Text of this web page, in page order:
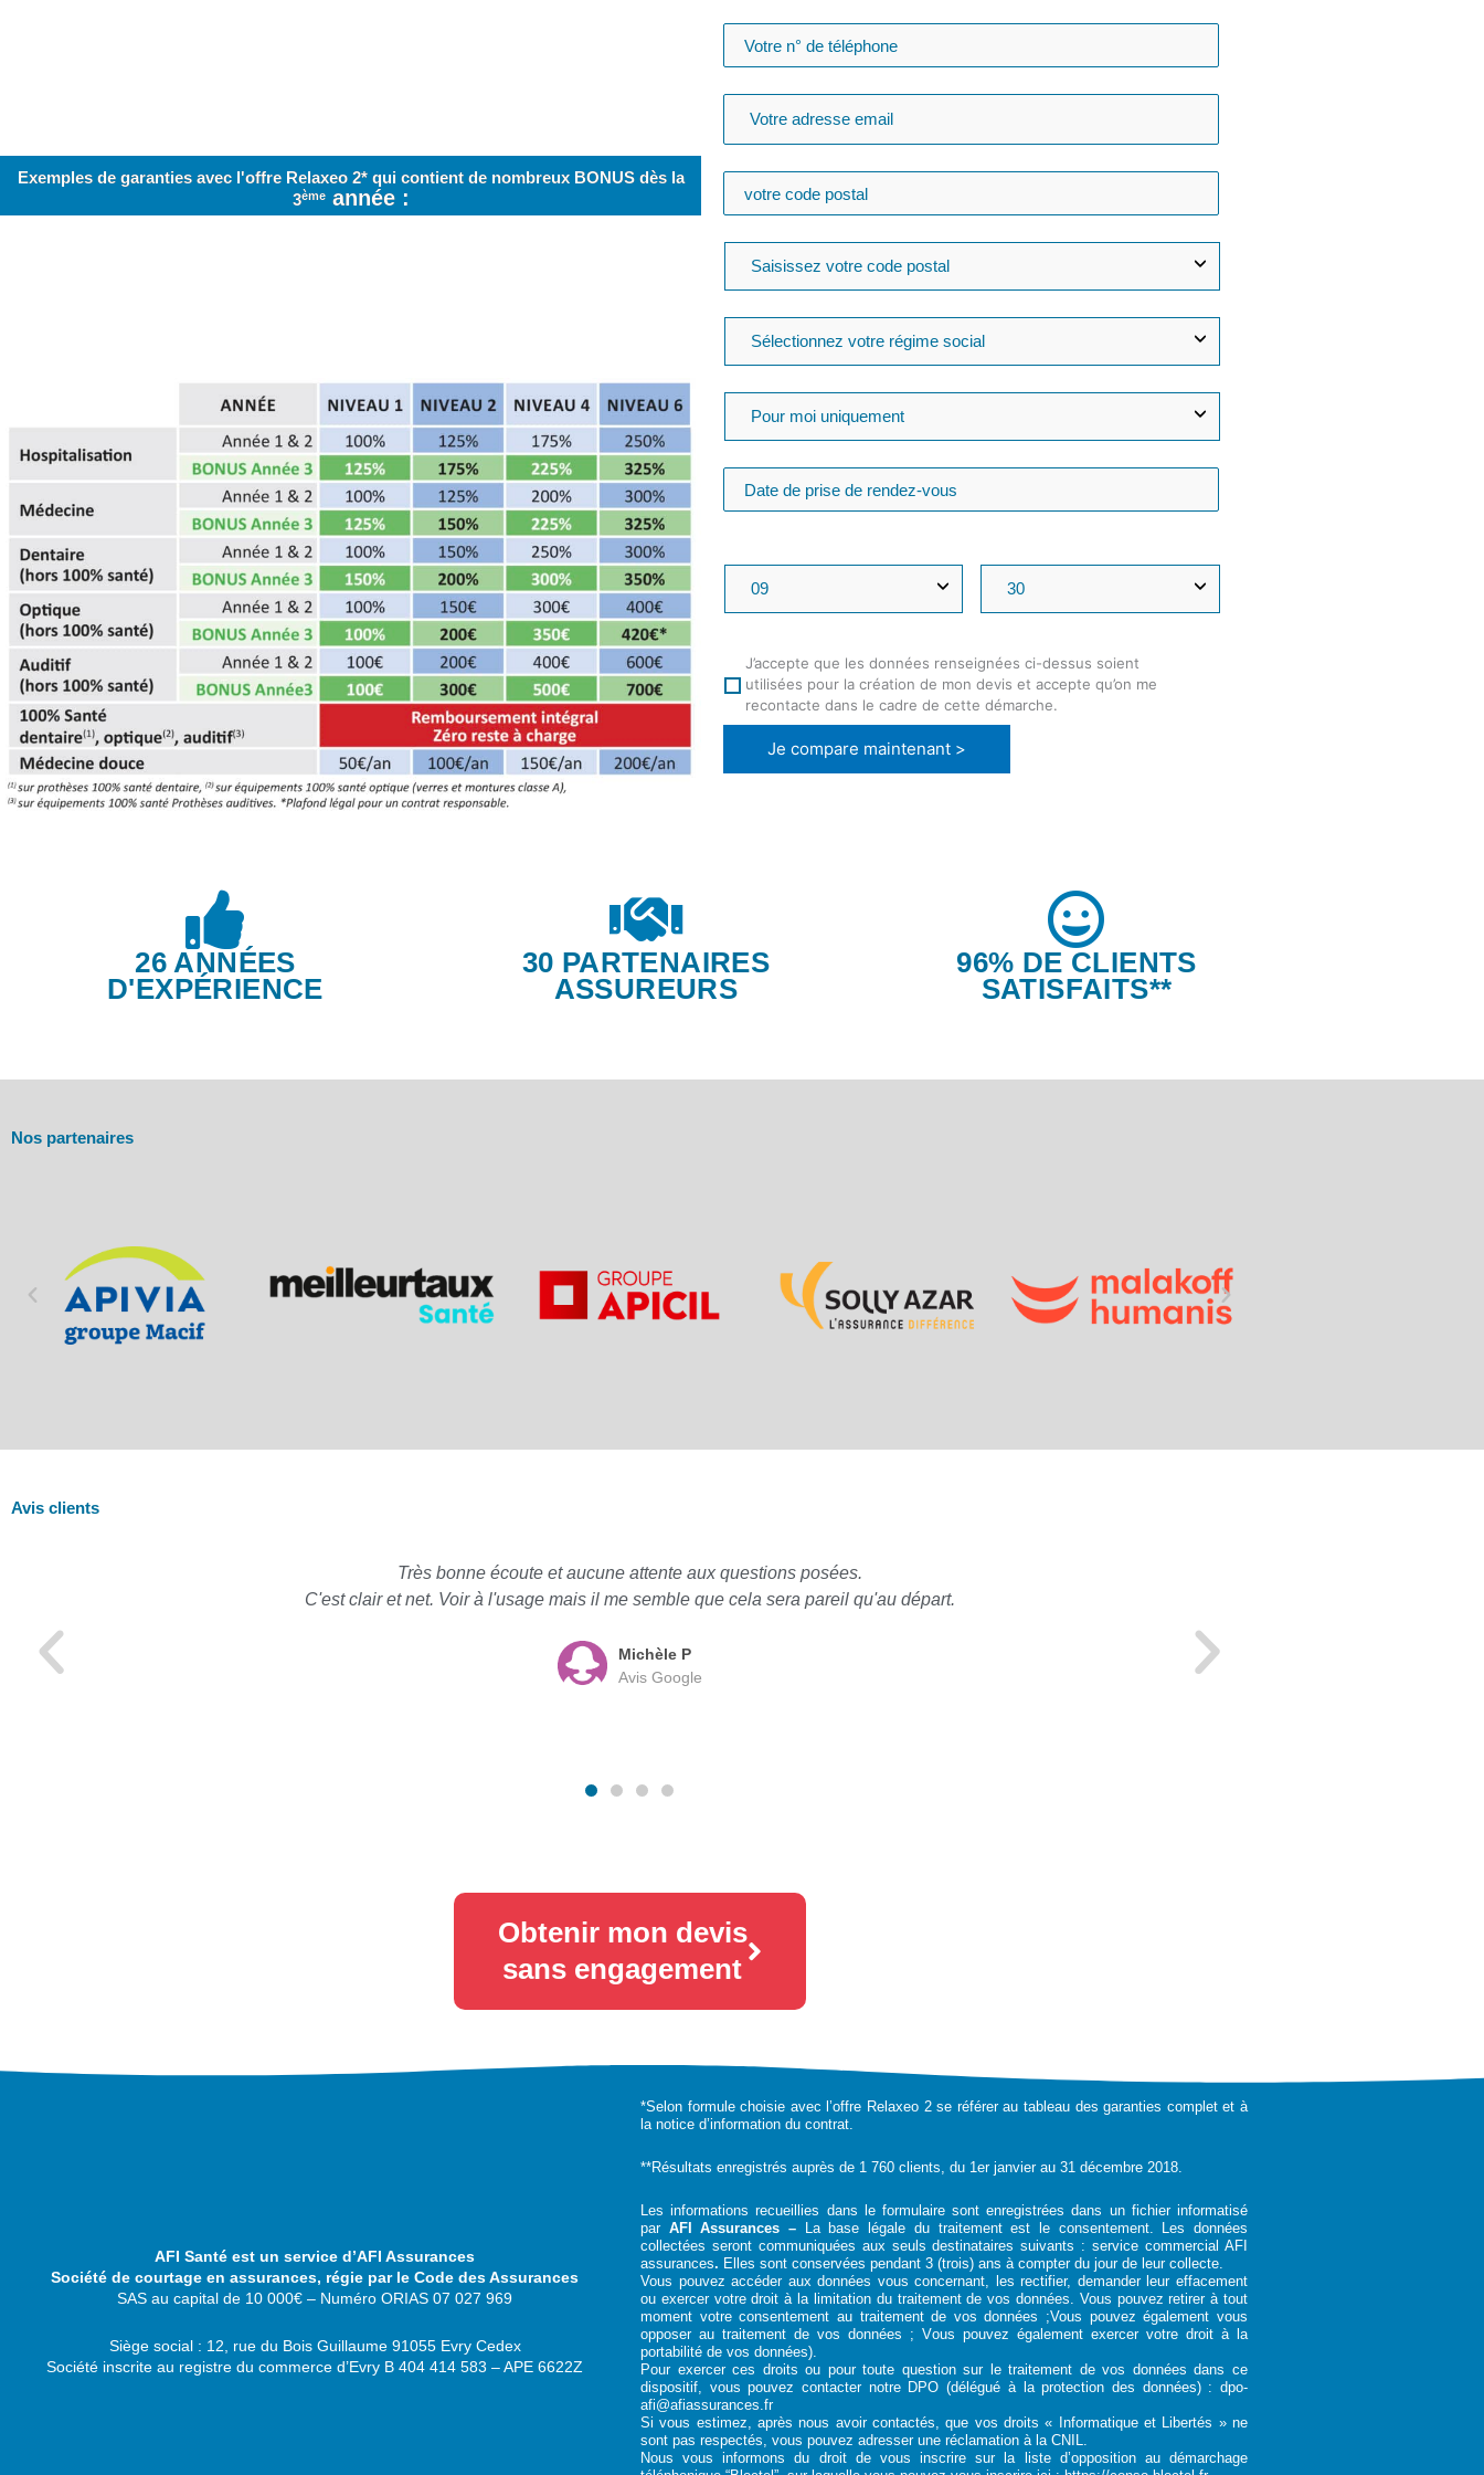
Exemples de garanties avec l'offre Relaxeo 2* qui contient de nombreux BONUS dès la
3ème année :
J’accepte que les données renseignées ci-dessus soient
utilisées pour la création de mon devis et accepte qu’on me
recontacte dans le cadre de cette démarche.
Je compare maintenant >
26 ANNÉES
D'EXPÉRIENCE
30 PARTENAIRES
ASSUREURS
96% DE CLIENTS
SATISFAITS**
Nos partenaires
Avis clients
Très bonne écoute et aucune attente aux questions posées.
C'est clair et net. Voir à l'usage mais il me semble que cela sera pareil qu'au départ.
Michèle P
Avis Google
Obtenir mon devis
sans engagement
AFI Santé est un service d’AFI Assurances
Société de courtage en assurances, régie par le Code des Assurances
SAS au capital de 10 000€ – Numéro ORIAS 07 027 969
Siège social : 12, rue du Bois Guillaume 91055 Evry Cedex
Société inscrite au registre du commerce d’Evry B 404 414 583 – APE 6622Z
*Selon formule choisie avec l’offre Relaxeo 2 se référer au tableau des garanties complet et à
la notice d’information du contrat.
**Résultats enregistrés auprès de 1 760 clients, du 1er janvier au 31 décembre 2018.
Les informations recueillies dans le formulaire sont enregistrées dans un fichier informatisé
par AFI Assurances –
La base légale du traitement est le consentement. Les données
collectées seront communiquées aux seuls destinataires suivants : service commercial AFI
assurances. Elles sont conservées pendant 3 (trois) ans à compter du jour de leur collecte.
Vous pouvez accéder aux données vous concernant, les rectifier, demander leur effacement
ou exercer votre droit à la limitation du traitement de vos données. Vous pouvez retirer à tout
moment votre consentement au traitement de vos données ;Vous pouvez également vous
opposer au traitement de vos données ; Vous pouvez également exercer votre droit à la
portabilité de vos données).
Pour exercer ces droits ou pour toute question sur le traitement de vos données dans ce
dispositif, vous pouvez contacter notre DPO (délégué à la protection des données) : dpo-
afi@afiassurances.fr
Si vous estimez, après nous avoir contactés, que vos droits « Informatique et Libertés » ne
sont pas respectés, vous pouvez adresser une réclamation à la CNIL.
Nous vous informons du droit de vous inscrire sur la liste d’opposition au démarchage